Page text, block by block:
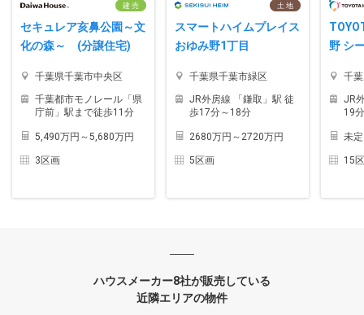
建 売
セキュレア亥鼻公園～文
化の森～ (分譲住宅)
千葉県千葉市中央区
千葉都市モノレール「県
庁前」駅まで徒歩11分
5,490万円～5,680万円
3区画
土 地
スマートハイムプレイス
おゆみ野1丁目
千葉県千葉市緑区
JR外房線 「鎌取」駅 徒
歩17分～18分
2680万円～2720万円
5区画
野 シ
千
JR
19
未定
15
ハウスメーカー8社が販売している
近隣エリアの物件